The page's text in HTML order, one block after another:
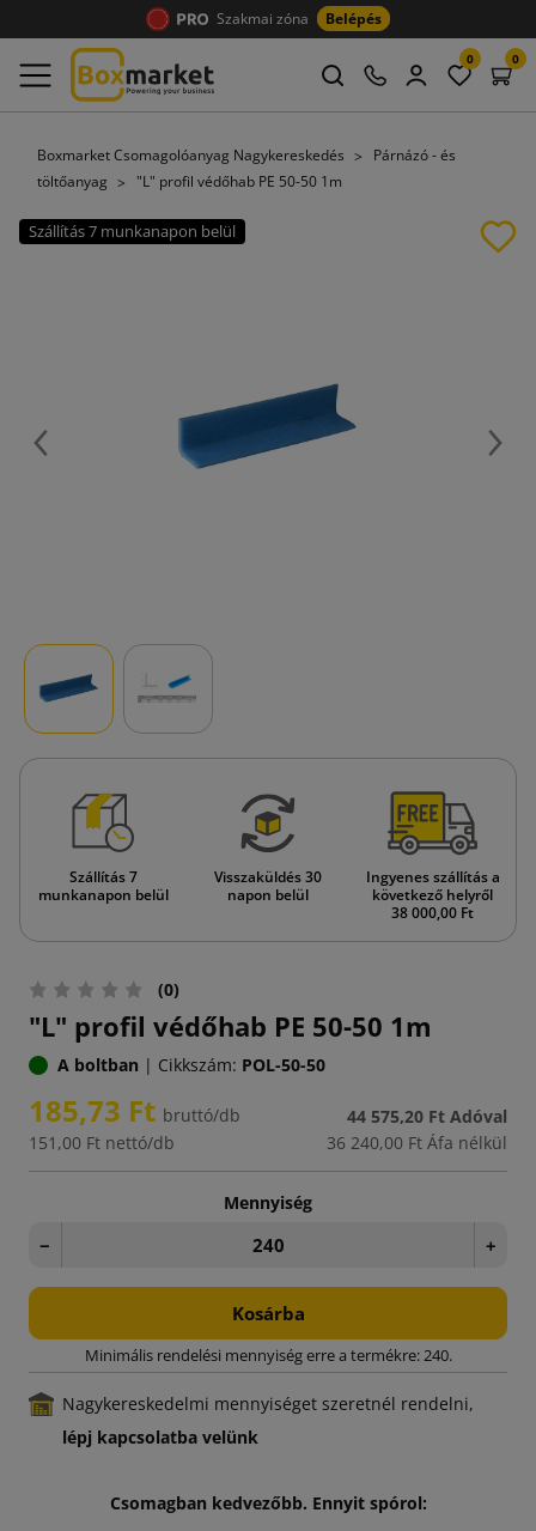
Szakmai zóna Belépés
0 0
Boxmarket Csomagolóanyag Nagykereskedés
Párnázó - és
töltőanyag
"L" profil védőhab PE 50-50 1m
Szállítás 7 munkanapon belül
Előző
Szállítás 7
munkanapon belül
Visszaküldés 30
napon belül
Ingyenes szállítás a
következő helyről
38 000,00 Ft
(0)
"L" profil védőhab PE 50-50 1m
A boltban | Cikkszám: POL-50-50
185,73 Ft bruttó/db
151,00 Ft nettó/db
44 575,20 Ft Adóval
36 240,00 Ft Áfa nélkül
Mennyiség
− +
Kosárba
Minimális rendelési mennyiség erre a termékre: 240.
Nagykereskedelmi mennyiséget szeretnél rendelni,
lépj kapcsolatba velünk
Csomagban kedvezőbb. Ennyit spórol: